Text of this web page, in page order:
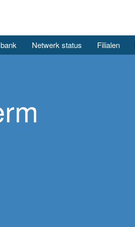
Netwerk status Filialen